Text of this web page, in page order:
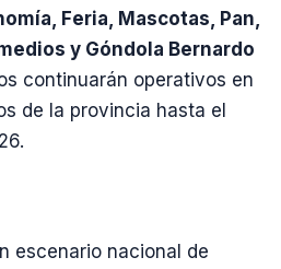
Feria, Mascotas, Pan,
y Góndola Bernardo
continuarán operativos en
de la provincia hasta el
escenario nacional de